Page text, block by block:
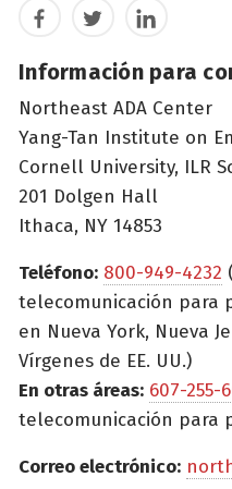
FacebookTwitterLinkedIn
Información para
Northeast ADA Center
Yang-Tan Institute on
Cornell University, ILR
201 Dolgen Hall
Ithaca, NY 14853
Teléfono: 800-949-4232
telecomunicación para
en Nueva York, Nueva
Vírgenes de EE. UU.)
En otras áreas: 607-255-
telecomunicación para
Correo electrónico: